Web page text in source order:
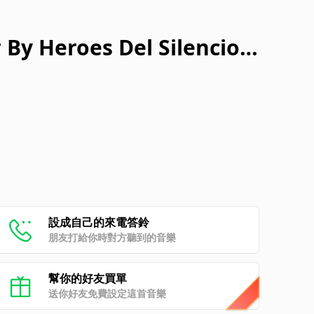
Heroes Del Silencio)
設成自己的來電答鈴
朋友打給你時對方聽到的音樂
幫你的好友買單
送你好友免費設定這首音樂